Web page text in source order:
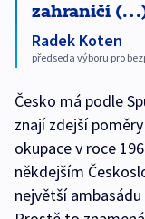
zahraničí
Radek Koten
předseda výboru pro
Česko má podle
znají zdejší
okupace v roce
někdejším
největší